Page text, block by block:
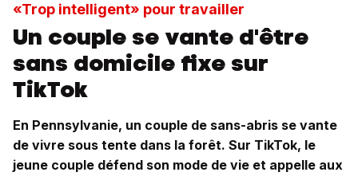
«Trop intelligent» pour travailler
Un couple se vante d'être
sans domicile fixe sur
TikTok
En Pennsylvanie, un couple de sans-abris se vante
de vivre sous tente dans la forêt. Sur TikTok, le
jeune couple défend son mode de vie et appelle aux